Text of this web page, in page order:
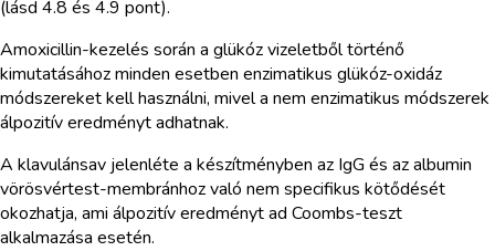
(lásd 4.8 és 4.9 pont).
Amoxicillin-kezelés során a glükóz vizeletből történő
kimutatásához minden esetben enzimatikus glükóz-oxidáz
módszereket kell használni, mivel a nem enzimatikus módszerek
álpozitív eredményt adhatnak.
A klavulánsav jelenléte a készítményben az IgG és az albumin
vörösvértest-membránhoz való nem specifikus kötődését
okozhatja, ami álpozitív eredményt ad Coombs-teszt
alkalmazása esetén.